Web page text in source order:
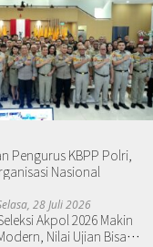
Pengurus KBPP Polri,
Nasional
28 Juli 2026
Akpol 2026 Makin
Nilai Ujian Bisa